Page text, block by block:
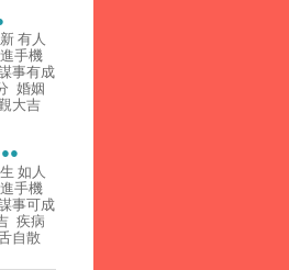
有人
手機
事有成
婚姻
大吉
如人
手機
事可成
疾病
自散